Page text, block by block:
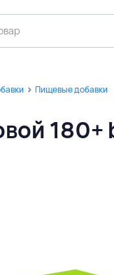
Пищевые добавки
180+